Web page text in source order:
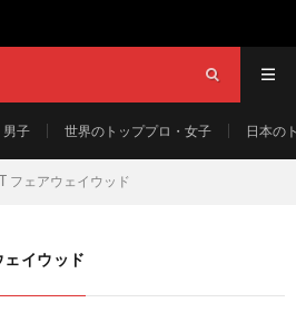
男子 世界のトッププロ・女子 日本の
フェアウェイウッド
ェイウッド